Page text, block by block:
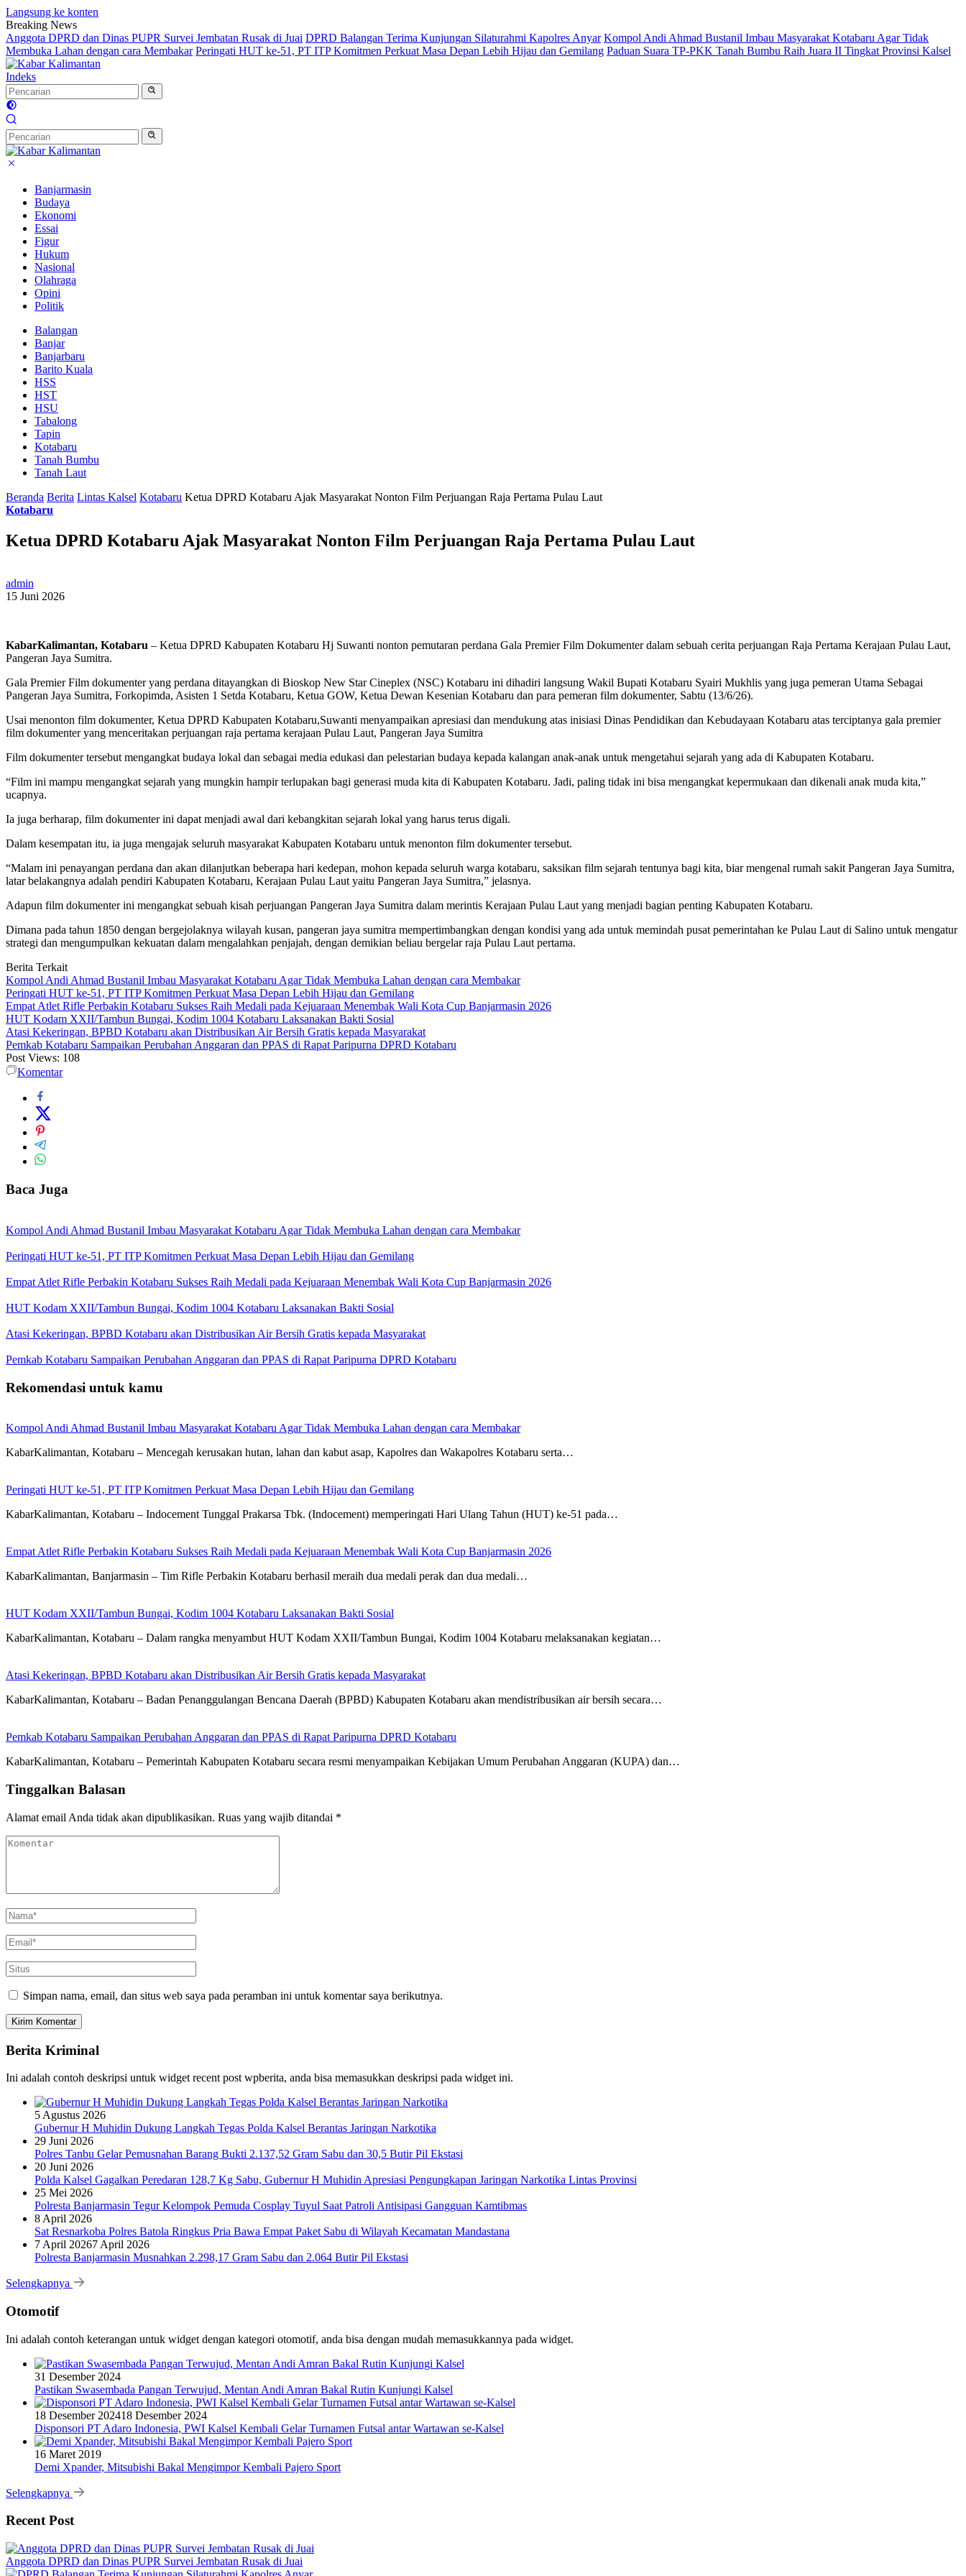
Langsung ke konten
Breaking News
Anggota DPRD dan Dinas PUPR Survei Jembatan Rusak di Juai DPRD Balangan Terima Kunjungan Silaturahmi Kapolres Anyar Kompol Andi Ahmad Bustanil Imbau Masyarakat Kotabaru Agar Tidak
Membuka Lahan dengan cara Membakar Peringati HUT ke-51, PT ITP Komitmen Perkuat Masa Depan Lebih Hijau dan Gemilang Paduan Suara TP-PKK Tanah Bumbu Raih Juara II Tingkat Provinsi Kalsel
Indeks
Banjarmasin
Budaya
Ekonomi
Essai
Figur
Hukum
Nasional
Olahraga
Opini
Politik
Balangan
Banjar
Banjarbaru
Barito Kuala
HSS
HST
HSU
Tabalong
Tapin
Kotabaru
Tanah Bumbu
Tanah Laut
Beranda Berita Lintas Kalsel Kotabaru Ketua DPRD Kotabaru Ajak Masyarakat Nonton Film Perjuangan Raja Pertama Pulau Laut
Kotabaru
Ketua DPRD Kotabaru Ajak Masyarakat Nonton Film Perjuangan Raja Pertama Pulau Laut
admin
15 Juni 2026
KabarKalimantan, Kotabaru – Ketua DPRD Kabupaten Kotabaru Hj Suwanti nonton pemutaran perdana Gala Premier Film Dokumenter dalam sebuah cerita perjuangan Raja Pertama Kerajaan Pulau Laut,
Pangeran Jaya Sumitra.
Gala Premier Film dokumenter yang perdana ditayangkan di Bioskop New Star Cineplex (NSC) Kotabaru ini dihadiri langsung Wakil Bupati Kotabaru Syairi Mukhlis yang juga pemeran Utama Sebagai
Pangeran Jaya Sumitra, Forkopimda, Asisten 1 Setda Kotabaru, Ketua GOW, Ketua Dewan Kesenian Kotabaru dan para pemeran film dokumenter, Sabtu (13/6/26).
Usai menonton film dokumenter, Ketua DPRD Kabupaten Kotabaru,Suwanti menyampaikan apresiasi dan mendukung atas inisiasi Dinas Pendidikan dan Kebudayaan Kotabaru atas terciptanya gala premier
film dokumenter yang menceritakan perjuangan raja pertama kerajaan Pulau Laut, Pangeran Jaya Sumitra
Film dokumenter tersebut mengangkat budaya lokal dan sebagai media edukasi dan pelestarian budaya kepada kalangan anak-anak untuk mengetahui sejarah yang ada di Kabupaten Kotabaru.
“Film ini mampu mengangkat sejarah yang mungkin hampir terlupakan bagi generasi muda kita di Kabupaten Kotabaru. Jadi, paling tidak ini bisa mengangkat kepermukaan dan dikenali anak muda kita,”
ucapnya.
Ia juga berharap, film dokumenter ini dapat menjadi awal dari kebangkitan sejarah lokal yang harus terus digali.
Dalam kesempatan itu, ia juga mengajak seluruh masyarakat Kabupaten Kotabaru untuk menonton film dokumenter tersebut.
“Malam ini penayangan perdana dan akan dilanjutkan beberapa hari kedepan, mohon kepada seluruh warga kotabaru, saksikan film sejarah tentunya bagi kita, biar mengenal rumah sakit Pangeran Jaya Sumitra,
latar belakangnya adalah pendiri Kabupaten Kotabaru, Kerajaan Pulau Laut yaitu Pangeran Jaya Sumitra,” jelasnya.
Adapun film dokumenter ini mengangkat sebuah kisah perjuangan Pangeran Jaya Sumitra dalam merintis Kerajaan Pulau Laut yang menjadi bagian penting Kabupaten Kotabaru.
Dimana pada tahun 1850 dengan bergejolaknya wilayah kusan, pangeran jaya sumitra mempertimbangkan dengan kondisi yang ada untuk memindah pusat pemerintahan ke Pulau Laut di Salino untuk mengatur
strategi dan mengumpulkan kekuatan dalam mengalahkan penjajah, dengan demikian beliau bergelar raja Pulau Laut pertama.
Berita Terkait
Kompol Andi Ahmad Bustanil Imbau Masyarakat Kotabaru Agar Tidak Membuka Lahan dengan cara Membakar
Peringati HUT ke-51, PT ITP Komitmen Perkuat Masa Depan Lebih Hijau dan Gemilang
Empat Atlet Rifle Perbakin Kotabaru Sukses Raih Medali pada Kejuaraan Menembak Wali Kota Cup Banjarmasin 2026
HUT Kodam XXII/Tambun Bungai, Kodim 1004 Kotabaru Laksanakan Bakti Sosial
Atasi Kekeringan, BPBD Kotabaru akan Distribusikan Air Bersih Gratis kepada Masyarakat
Pemkab Kotabaru Sampaikan Perubahan Anggaran dan PPAS di Rapat Paripurna DPRD Kotabaru
Post Views: 108
Komentar
Baca Juga
Kompol Andi Ahmad Bustanil Imbau Masyarakat Kotabaru Agar Tidak Membuka Lahan dengan cara Membakar
Peringati HUT ke-51, PT ITP Komitmen Perkuat Masa Depan Lebih Hijau dan Gemilang
Empat Atlet Rifle Perbakin Kotabaru Sukses Raih Medali pada Kejuaraan Menembak Wali Kota Cup Banjarmasin 2026
HUT Kodam XXII/Tambun Bungai, Kodim 1004 Kotabaru Laksanakan Bakti Sosial
Atasi Kekeringan, BPBD Kotabaru akan Distribusikan Air Bersih Gratis kepada Masyarakat
Pemkab Kotabaru Sampaikan Perubahan Anggaran dan PPAS di Rapat Paripurna DPRD Kotabaru
Rekomendasi untuk kamu
Kompol Andi Ahmad Bustanil Imbau Masyarakat Kotabaru Agar Tidak Membuka Lahan dengan cara Membakar
KabarKalimantan, Kotabaru – Mencegah kerusakan hutan, lahan dan kabut asap, Kapolres dan Wakapolres Kotabaru serta…
Peringati HUT ke-51, PT ITP Komitmen Perkuat Masa Depan Lebih Hijau dan Gemilang
KabarKalimantan, Kotabaru – Indocement Tunggal Prakarsa Tbk. (Indocement) memperingati Hari Ulang Tahun (HUT) ke-51 pada…
Empat Atlet Rifle Perbakin Kotabaru Sukses Raih Medali pada Kejuaraan Menembak Wali Kota Cup Banjarmasin 2026
KabarKalimantan, Banjarmasin – Tim Rifle Perbakin Kotabaru berhasil meraih dua medali perak dan dua medali…
HUT Kodam XXII/Tambun Bungai, Kodim 1004 Kotabaru Laksanakan Bakti Sosial
KabarKalimantan, Kotabaru – Dalam rangka menyambut HUT Kodam XXII/Tambun Bungai, Kodim 1004 Kotabaru melaksanakan kegiatan…
Atasi Kekeringan, BPBD Kotabaru akan Distribusikan Air Bersih Gratis kepada Masyarakat
KabarKalimantan, Kotabaru – Badan Penanggulangan Bencana Daerah (BPBD) Kabupaten Kotabaru akan mendistribusikan air bersih secara…
Pemkab Kotabaru Sampaikan Perubahan Anggaran dan PPAS di Rapat Paripurna DPRD Kotabaru
KabarKalimantan, Kotabaru – Pemerintah Kabupaten Kotabaru secara resmi menyampaikan Kebijakan Umum Perubahan Anggaran (KUPA) dan…
Tinggalkan Balasan
Alamat email Anda tidak akan dipublikasikan. Ruas yang wajib ditandai *
Simpan nama, email, dan situs web saya pada peramban ini untuk komentar saya berikutnya.
Berita Kriminal
Ini adalah contoh deskripsi untuk widget recent post wpberita, anda bisa memasukkan deskripsi pada widget ini.
5 Agustus 2026
Gubernur H Muhidin Dukung Langkah Tegas Polda Kalsel Berantas Jaringan Narkotika
29 Juni 2026
Polres Tanbu Gelar Pemusnahan Barang Bukti 2.137,52 Gram Sabu dan 30,5 Butir Pil Ekstasi
20 Juni 2026
Polda Kalsel Gagalkan Peredaran 128,7 Kg Sabu, Gubernur H Muhidin Apresiasi Pengungkapan Jaringan Narkotika Lintas Provinsi
25 Mei 2026
Polresta Banjarmasin Tegur Kelompok Pemuda Cosplay Tuyul Saat Patroli Antisipasi Gangguan Kamtibmas
8 April 2026
Sat Resnarkoba Polres Batola Ringkus Pria Bawa Empat Paket Sabu di Wilayah Kecamatan Mandastana
7 April 20267 April 2026
Polresta Banjarmasin Musnahkan 2.298,17 Gram Sabu dan 2.064 Butir Pil Ekstasi
Selengkapnya
Otomotif
Ini adalah contoh keterangan untuk widget dengan kategori otomotif, anda bisa dengan mudah memasukkannya pada widget.
31 Desember 2024
Pastikan Swasembada Pangan Terwujud, Mentan Andi Amran Bakal Rutin Kunjungi Kalsel
18 Desember 202418 Desember 2024
Disponsori PT Adaro Indonesia, PWI Kalsel Kembali Gelar Turnamen Futsal antar Wartawan se-Kalsel
16 Maret 2019
Demi Xpander, Mitsubishi Bakal Mengimpor Kembali Pajero Sport
Selengkapnya
Recent Post
Anggota DPRD dan Dinas PUPR Survei Jembatan Rusak di Juai